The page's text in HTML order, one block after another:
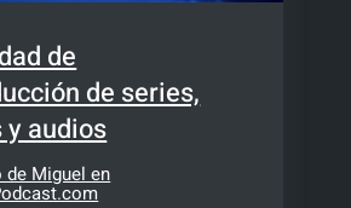
de
de series,
audios
de Miguel en